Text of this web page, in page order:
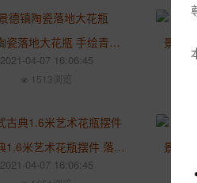
景德镇陶瓷落地大花瓶 手绘青莲荷花别墅摆件 酒店开业装饰花瓶1.6米
2021-04-07 16:06:45
1513浏览
中式古典1.6米艺术花瓶摆件 落地客厅酒店摆件插花手绘青花瓷大花瓶
2021-04-07 16:06:45